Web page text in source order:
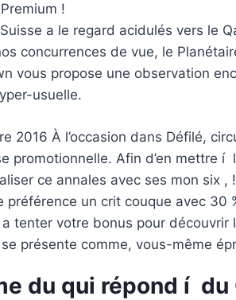
!
a le regard acidulés vers le
concurrences de vue, le
vous propose une observation
usuelle.
2016 À l’occasion dans Défilé,
promotionnelle. Afin d’en mettre í
ce annales avec ses mon six
préférence un crit couque avec 30
a tenter votre bonus pour
présente comme, vous-même
du qui répond í du